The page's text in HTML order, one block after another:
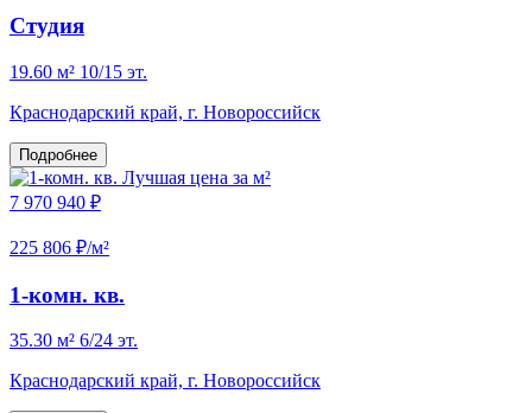
Студия
19.60 м² 10/15 эт.
Краснодарский край, г. Новороссийск
Подробнее
Лучшая цена за м²
7 970 940 ₽
225 806 ₽/м²
1-комн. кв.
35.30 м² 6/24 эт.
Краснодарский край, г. Новороссийск